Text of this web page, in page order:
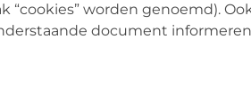
worden genoemd).
document